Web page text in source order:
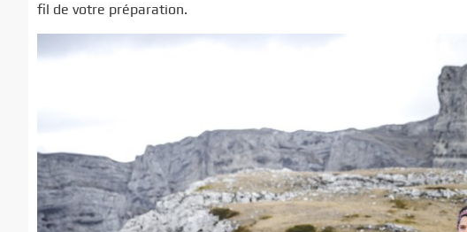
fil de votre préparation.